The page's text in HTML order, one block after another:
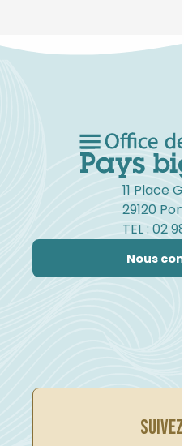
11 Place
29120
TEL : 02
Nous